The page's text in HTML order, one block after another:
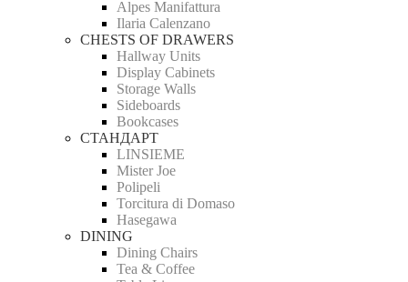
Alpes Manifattura
Ilaria Calenzano
CHESTS OF DRAWERS
Hallway Units
Display Cabinets
Storage Walls
Sideboards
Bookcases
СТАНДАРТ
LINSIEME
Mister Joe
Polipeli
Torcitura di Domaso
Hasegawa
DINING
Dining Chairs
Tea & Coffee